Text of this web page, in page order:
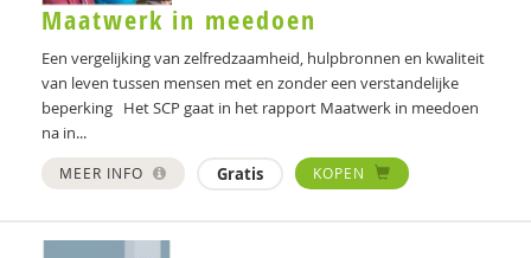
Simona Karbouniaris
Martijn Kikkert
Herm Kisjes
Michiel Klaver
Janneke Koerts
Maatwerk in meedoen
Een vergelijking van zelfredzaamheid, hulpbronnen en kwaliteit
van leven tussen mensen met en zonder een verstandelijke
beperking Het SCP gaat in het rapport Maatwerk in meedoen
na in...
MEER INFO Gratis KOPEN